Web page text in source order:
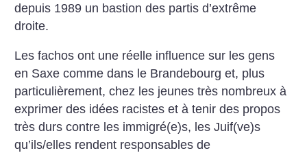
depuis 1989 un bastion des partis d’extrême
droite.
Les fachos ont une réelle influence sur les gens
en Saxe comme dans le Brandebourg et, plus
particulièrement, chez les jeunes très nombreux à
exprimer des idées racistes et à tenir des propos
très durs contre les immigré(e)s, les Juif(ve)s
qu’ils/elles rendent responsables de